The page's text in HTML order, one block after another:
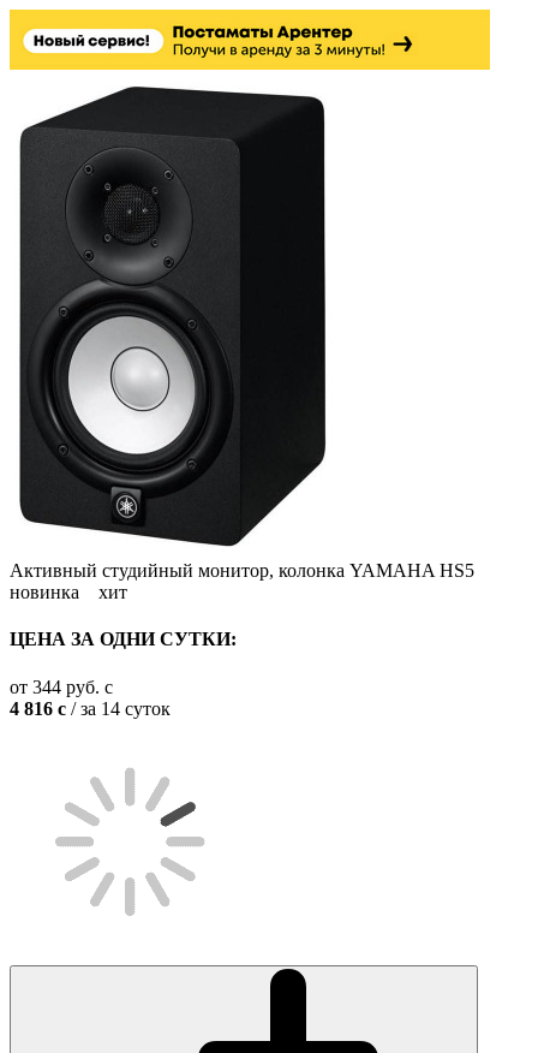
Активный студийный монитор, колонка YAMAHA HS5
новинка
хит
ЦЕНА ЗА ОДНИ СУТКИ:
от 344 руб. c
4 816 c / за 14 суток